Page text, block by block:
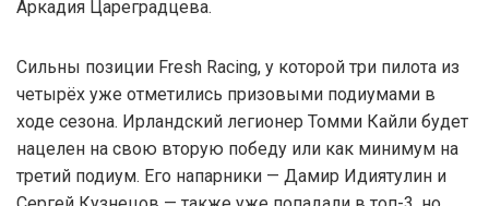
Аркадия Цареградцева.
Сильны позиции Fresh Racing, у которой три пилота из
четырёх уже отметились призовыми подиумами в
ходе сезона. Ирландский легионер Томми Кайли будет
нацелен на свою вторую победу или как минимум на
третий подиум. Его напарники — Дамир Идиятулин и